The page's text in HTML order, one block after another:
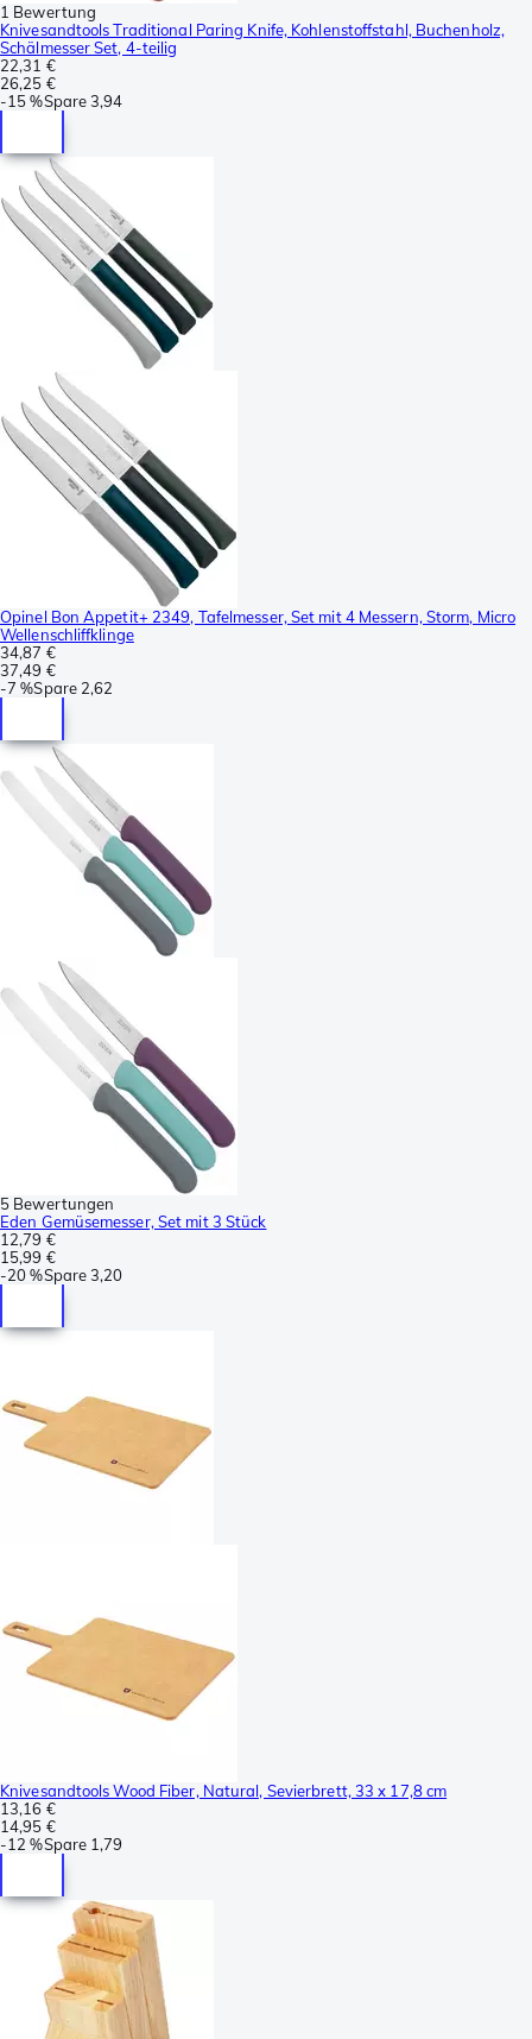
1 Bewertung
Knivesandtools Traditional Paring Knife, Kohlenstoffstahl, Buchenholz,
Schälmesser Set, 4-teilig
22,31 €
26,25 €
-15 %Spare3,94
Opinel Bon Appetit+ 2349, Tafelmesser, Set mit 4 Messern, Storm, Micro
Wellenschliffklinge
34,87 €
37,49 €
-7 %Spare 2,62
5 Bewertungen
Eden Gemüsemesser, Set mit 3 Stück
12,79 €
15,99 €
-20 %Spare3,20
Knivesandtools Wood Fiber, Natural, Sevierbrett, 33 x 17,8 cm
13,16 €
14,95 €
-12 %Spare 1,79